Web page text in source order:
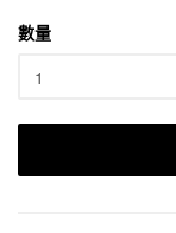
數量